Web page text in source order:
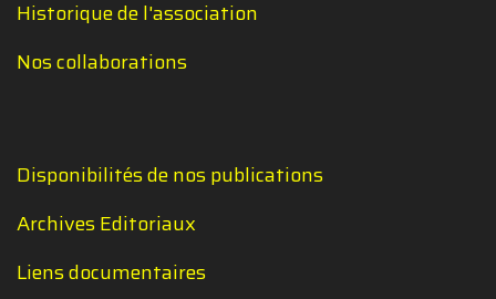
Historique de l'association
Nos collaborations
Disponibilités de nos publications
Archives Editoriaux
Liens documentaires